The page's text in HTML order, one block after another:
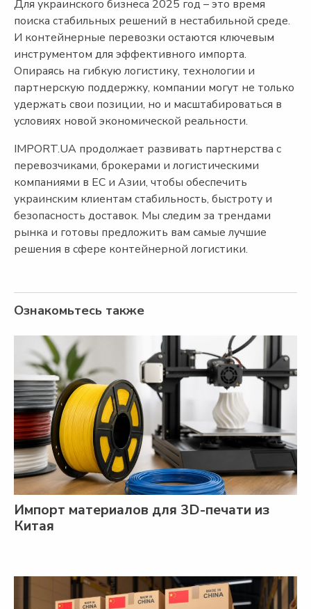
Для украинского бизнеса 2025 год – это время
поиска стабильных решений в нестабильной среде.
И контейнерные перевозки остаются ключевым
инструментом для эффективного импорта.
Опираясь на гибкую логистику, технологии и
партнерскую поддержку, компании могут не только
удержать свои позиции, но и масштабироваться в
условиях новой экономической реальности.
IMPORT.UA продолжает развивать партнерства с
перевозчиками, брокерами и логистическими
компаниями в ЕС и Азии, чтобы обеспечить
украинским клиентам стабильность, быстроту и
безопасность доставок. Мы следим за трендами
рынка и готовы предложить вам самые лучшие
решения в сфере контейнерной логистики.
Ознакомьтесь также
Импорт материалов для 3D-печати из
Китая